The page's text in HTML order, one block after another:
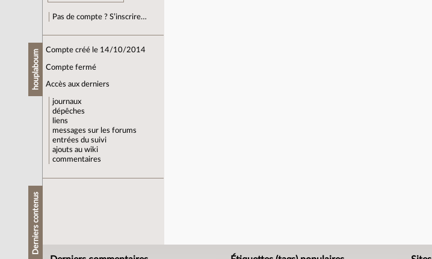
Pas de compte ? S’inscrire…
houplaboum Compte créé le 14/10/2014
Compte fermé
Accès aux derniers
journaux
dépêches
liens
messages sur les forums
entrées du suivi
ajouts au wiki
commentaires
Derniers contenus